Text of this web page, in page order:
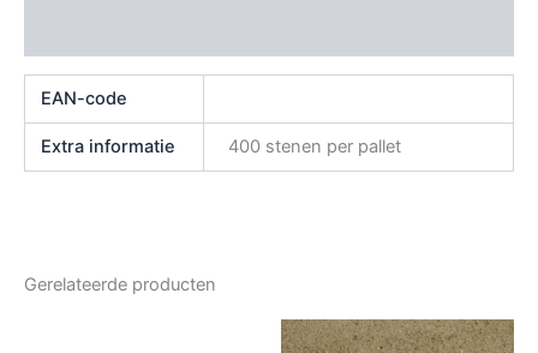
EAN-code
Extra informatie 400 stenen per pallet
Gerelateerde producten